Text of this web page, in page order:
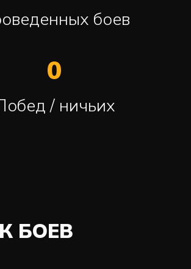
боев
0
/ ничьих
БОЕВ